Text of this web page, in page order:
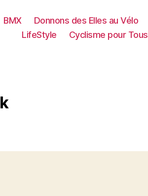
BMX Donnons des Elles au Vélo
LifeStyle
Cyclisme pour Tous